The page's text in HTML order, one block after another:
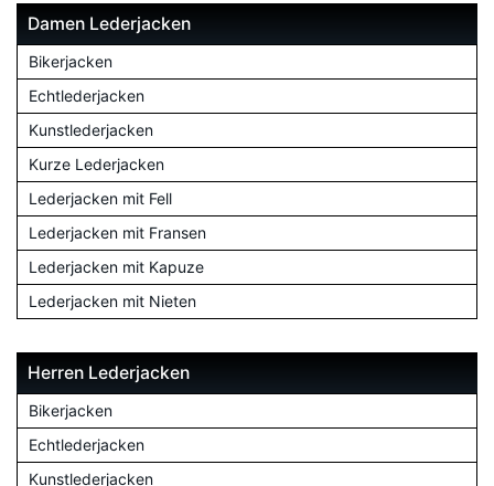
Damen Lederjacken
Bikerjacken
Echtlederjacken
Kunstlederjacken
Kurze Lederjacken
Lederjacken mit Fell
Lederjacken mit Fransen
Lederjacken mit Kapuze
Lederjacken mit Nieten
Herren Lederjacken
Bikerjacken
Echtlederjacken
Kunstlederjacken